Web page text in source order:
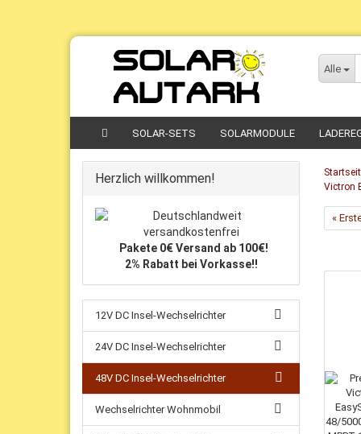
Alle
SOLAR-SETS SOLARMODULE
Victron
«
Herzlich willkommen!
Pakete 0€ Versand ab 100€!
2% Rabatt bei Vorkasse!!
12V DC Insel-Wechselrichter
24V DC Insel-Wechselrichter
48V DC Insel-Wechselrichter
Wechselrichter Wohnmobil